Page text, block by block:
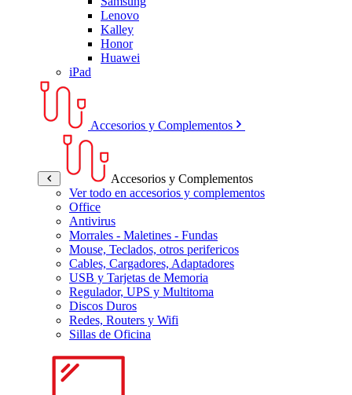
Lenovo
Kalley
Honor
Huawei
iPad
Accesorios y Complementos
Accesorios y Complementos
Ver todo en accesorios y complementos
Office
Antivirus
Morrales - Maletines - Fundas
Mouse, Teclados, otros perifericos
Cables, Cargadores, Adaptadores
USB y Tarjetas de Memoria
Regulador, UPS y Multitoma
Discos Duros
Redes, Routers y Wifi
Sillas de Oficina